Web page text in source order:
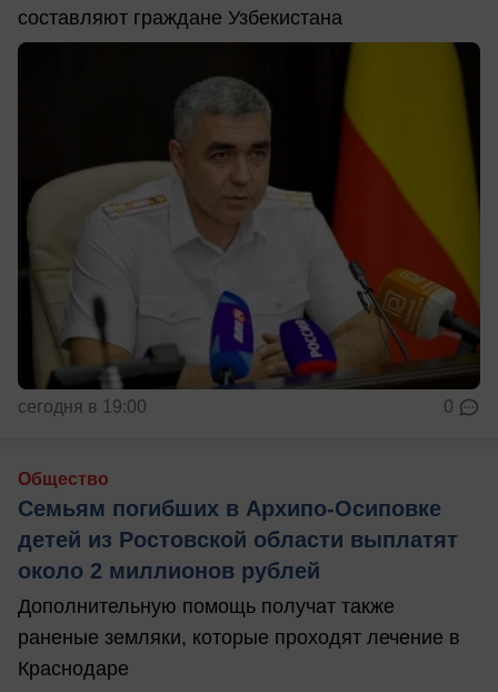
составляют граждане Узбекистана
сегодня в 19:00 0
Общество
Семьям погибших в Архипо-Осиповке
детей из Ростовской области выплатят
около 2 миллионов рублей
Дополнительную помощь получат также
раненые земляки, которые проходят лечение в
Краснодаре